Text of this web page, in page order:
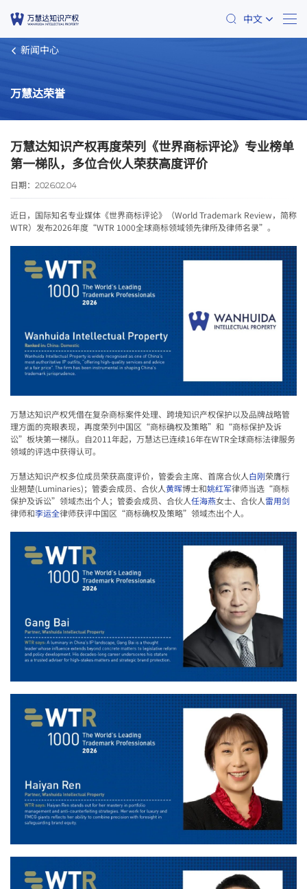
中文
新闻中心
万慧达荣誉
万慧达知识产权再度荣列《世界商标评论》专业榜单
第一梯队，多位合伙人荣获高度评价
日期： 2026.02.04
近日，国际知名专业媒体《世界商标评论》（World Trademark Review，简称
WTR）发布2026年度“WTR 1000全球商标领域领先律所及律师名录”。
万慧达知识产权凭借在复杂商标案件处理、跨境知识产权保护以及品牌战略管
理方面的亮眼表现，再度荣列中国区“商标确权及策略”和“商标保护及诉
讼”板块第一梯队。自2011年起，万慧达已连续16年在WTR全球商标法律服务
领域的评选中获得认可。
万慧达知识产权多位成员荣获高度评价，管委会主席、首席合伙人白刚荣膺行
业翘楚(Luminaries)；管委会成员、合伙人黄晖博士和姚红军律师当选“商标
保护及诉讼”领域杰出个人；管委会成员、合伙人任海燕女士、合伙人雷用剑
律师和李运全律师获评中国区“商标确权及策略”领域杰出个人。